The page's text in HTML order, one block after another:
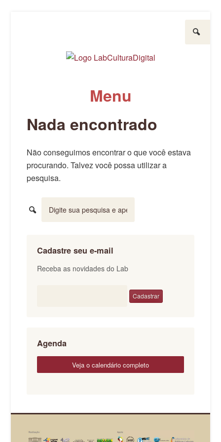
Pesquisar
LabCulturaDigital
Menu
Nada encontrado
Não conseguimos encontrar o que você estava
procurando. Talvez você possa utilizar a
pesquisa.
Cadastre seu e-mail
Receba as novidades do Lab
Agenda
veja o calendário completo